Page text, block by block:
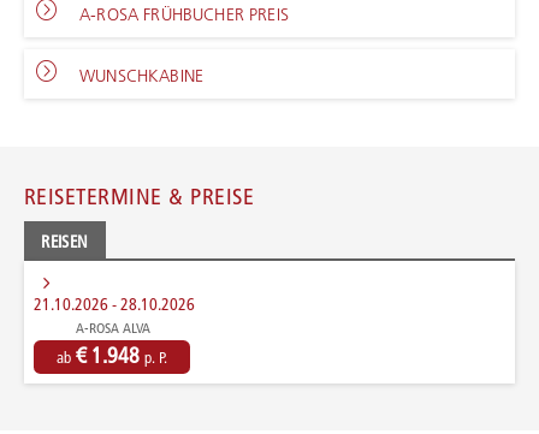
A-ROSA FRÜHBUCHER PREIS
WUNSCHKABINE
REISETERMINE & PREISE
REISEN
21.10.2026 - 28.10.2026
A-ROSA ALVA
ab € 1.948 p. P.